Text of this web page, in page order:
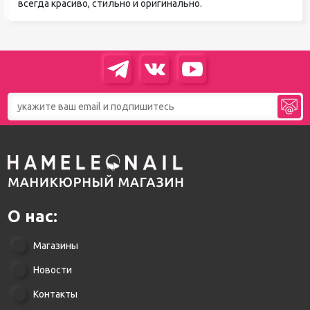
всегда красиво, стильно и оригинально.
О нас:
Магазины
Новости
Контакты